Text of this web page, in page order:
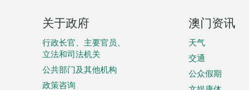
页
脚
菜
单
关于政府
行政长官、主要官员、
立法和司法机关
公共部门及其他机构
政策咨询
澳门资讯
天气
交通
公众假期